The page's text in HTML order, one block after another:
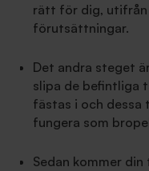
rätt för dig, utifrån
förutsättningar.
Det andra steget
slipa de befintliga
fästas i och dessa
fungera som
Sedan kommer